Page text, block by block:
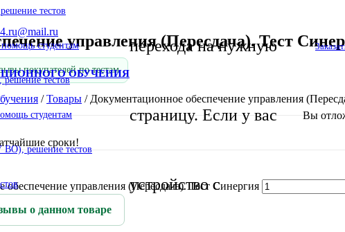
ОБУЧЕНИЯ
сроки!
перехода на нужную
страницу. Если у вас
устройство с
Вы
тестов
студентам
тестов
студентам
решение тестов
управления (Пересдача). Тест
покупателей по тестам
/Товары / Документационное обеспечение управления
управления (Пересдача). Тест Синергия
о данном товаре